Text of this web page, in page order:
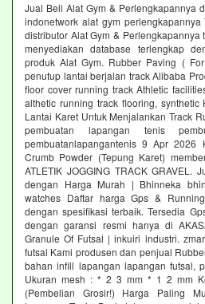
Jual Beli Alat Gym & Perlengkapannya
indonetwork alat gym
distributor Alat Gym &
menyediakan database terlengkap
produk Alat Gym. Rubber Paving (
penutup lantai berjalan track Alibaba
floor cover running track Athletic
althetic running track flooring,
Lantai Karet Untuk Menjalankan Track
pembuatan lapangan tenis
pembuatanlapangantenis 9 Apr 2026
Crumb Powder (Tepung Karet)
ATLETIK JOGGING TRACK GRAVEL.
dengan Harga Murah | Bhinneka
watches Daftar harga Gps &
dengan spesifikasi terbaik. Tersedia
dengan garansi resmi hanya di
Granule Of Futsal | inkuiri industri.
futsal Kami produsen dan penjual
bahan infill lapangan lapangan futsal,
Ukuran mesh : * 2 3 mm * 1 2 mm
(Pembelian Grosir!) Harga Paling